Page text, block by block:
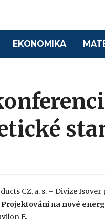
EKONOMIKA
CZ, a. s. – Divize
Projektování na nové
E.